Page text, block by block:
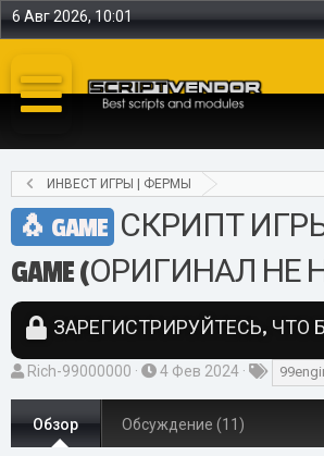
6 Авг 2026, 10:01
ИНВЕСТ ИГРЫ | ФЕРМЫ
GAME СКРИПТ ИГРЫ
GAME (ОРИГИНАЛ НЕ
ЗАРЕГИСТРИРУЙТЕСЬ, ЧТО
А
в
т
о
Rich-99000000
Д
а
т
а
4 Фев 2024
е
и
Обзор Обсуждение (11)